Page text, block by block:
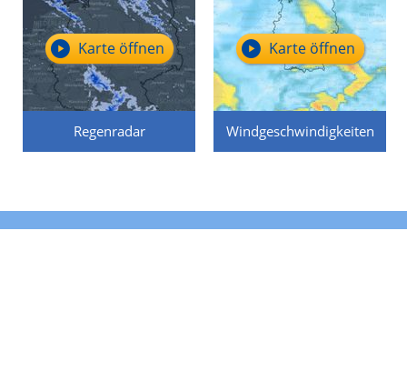
Regenradar
Karte öffnen
Windgeschwindigkeiten
Karte öffnen